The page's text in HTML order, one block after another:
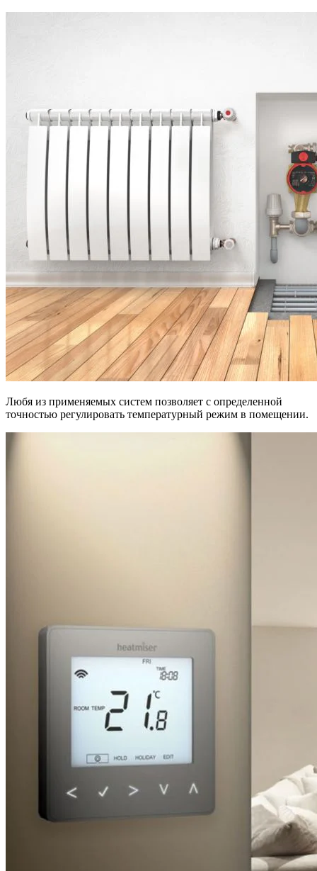
Любя из применяемых систем позволяет с определенной
точностью регулировать температурный режим в помещении.